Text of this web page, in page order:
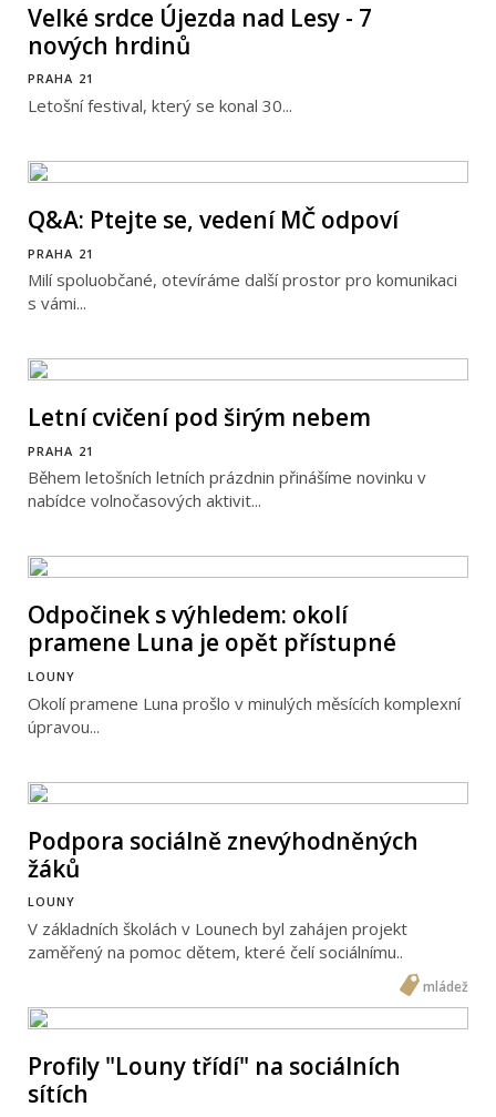
Velké srdce Újezda nad Lesy - 7
nových hrdinů
PRAHA 21
Letošní festival, který se konal 30...
Q&A: Ptejte se, vedení MČ odpoví
PRAHA 21
Milí spoluobčané, otevíráme další prostor pro komunikaci
s vámi...
Letní cvičení pod širým nebem
PRAHA 21
Během letošních letních prázdnin přinášíme novinku v
nabídce volnočasových aktivit...
Odpočinek s výhledem: okolí
pramene Luna je opět přístupné
LOUNY
Okolí pramene Luna prošlo v minulých měsících komplexní
úpravou...
Podpora sociálně znevýhodněných
žáků
LOUNY
V základních školách v Lounech byl zahájen projekt
zaměřený na pomoc dětem, které čelí sociálnímu..
mládež
Profily "Louny třídí" na sociálních
sítích